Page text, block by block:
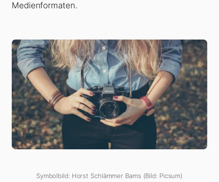
Medienformaten.
Symbolbild: Horst Schlämmer Bams (Bild: Picsum)